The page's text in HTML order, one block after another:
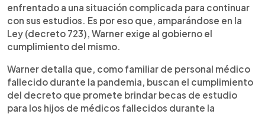
enfrentado a una situación complicada para continuar
con sus estudios. Es por eso que, amparándose en la
Ley (decreto 723), Warner exige al gobierno el
cumplimiento del mismo.
Warner detalla que, como familiar de personal médico
fallecido durante la pandemia, buscan el cumplimiento
del decreto que promete brindar becas de estudio
para los hijos de médicos fallecidos durante la